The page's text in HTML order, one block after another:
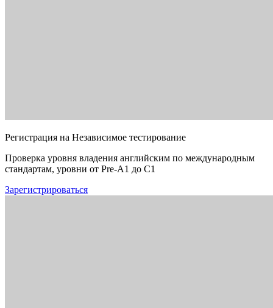
Регистрация на Независимое тестирование
Проверка уровня владения английским по международным
стандартам, уровни от Pre-A1 до C1
Зарегистрироваться